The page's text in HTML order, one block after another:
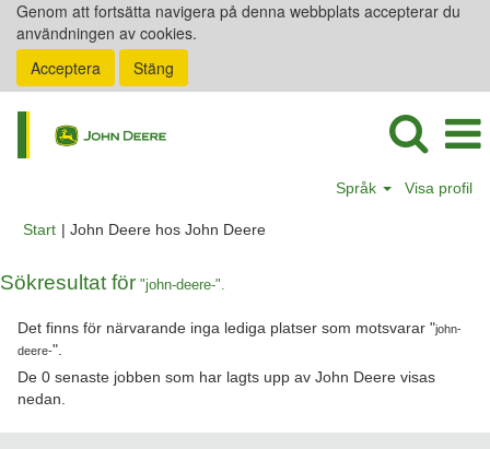
Genom att fortsätta navigera på denna webbplats accepterar du
användningen av cookies.
Acceptera
Stäng
Språk Visa profil
Start | John Deere hos John Deere(aktuell
Sökresultat för "john-deere-".
Det finns för närvarande inga lediga platser som motsvarar "john-
deere-".
De 0 senaste jobben som har lagts upp av John Deere visas
nedan.